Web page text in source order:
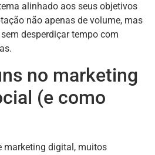
alinhado aos seus objetivos
não apenas de volume, mas
desperdiçar tempo com
no marketing
(e como
marketing digital, muitos